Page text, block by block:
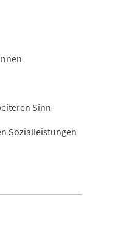
2019
Personen nach
Sinn
Sozialleistungen